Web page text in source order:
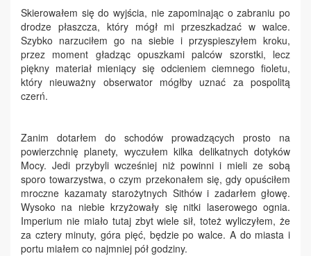
Skierowałem się do wyjścia, nie zapominając o zabraniu po
drodze płaszcza, który mógł mi przeszkadzać w walce.
Szybko narzuciłem go na siebie i przyspieszyłem kroku,
przez moment gładząc opuszkami palców szorstki, lecz
piękny materiał mieniący się odcieniem ciemnego fioletu,
który nieuważny obserwator mógłby uznać za pospolitą
czerń.
Zanim dotarłem do schodów prowadzących prosto na
powierzchnię planety, wyczułem kilka delikatnych dotyków
Mocy. Jedi przybyli wcześniej niż powinni i mieli ze sobą
sporo towarzystwa, o czym przekonałem się, gdy opuściłem
mroczne kazamaty starożytnych Sithów i zadarłem głowę.
Wysoko na niebie krzyżowały się nitki laserowego ognia.
Imperium nie miało tutaj zbyt wiele sił, toteż wyliczyłem, że
za cztery minuty, góra pięć, będzie po walce. A do miasta i
portu miałem co najmniej pół godziny.